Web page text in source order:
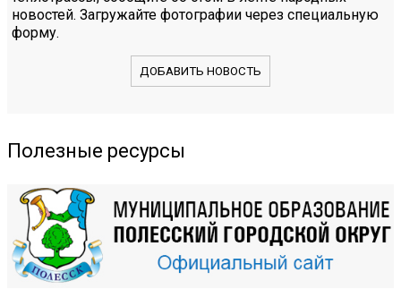
новостей. Загружайте фотографии через специальную
форму.
ДОБАВИТЬ НОВОСТЬ
Полезные ресурсы